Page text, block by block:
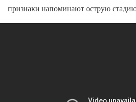
признаки напоминают острую